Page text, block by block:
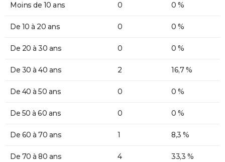
Moins de 10 ans 0 0 %
De 10 à 20 ans 0 0 %
De 20 à 30 ans 0 0 %
De 30 à 40 ans 2 16,7 %
De 40 à 50 ans 0 0 %
De 50 à 60 ans 0 0 %
De 60 à 70 ans 1 8,3 %
De 70 à 80 ans 4 33,3 %